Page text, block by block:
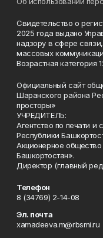
Свидетельство о
2025 года выдано
надзору в сфере
массовых
Возрастная категория
Официальный сайт
Шаранского района
просторы»
УЧРЕДИТЕЛЬ:
Агентство по печати
Республики
Акционерное
Башкортостан».
Директор (главный
Телефон
8 (34769) 2-14-08
Эл. почта
xamadeeva.m@rbsmi.ru